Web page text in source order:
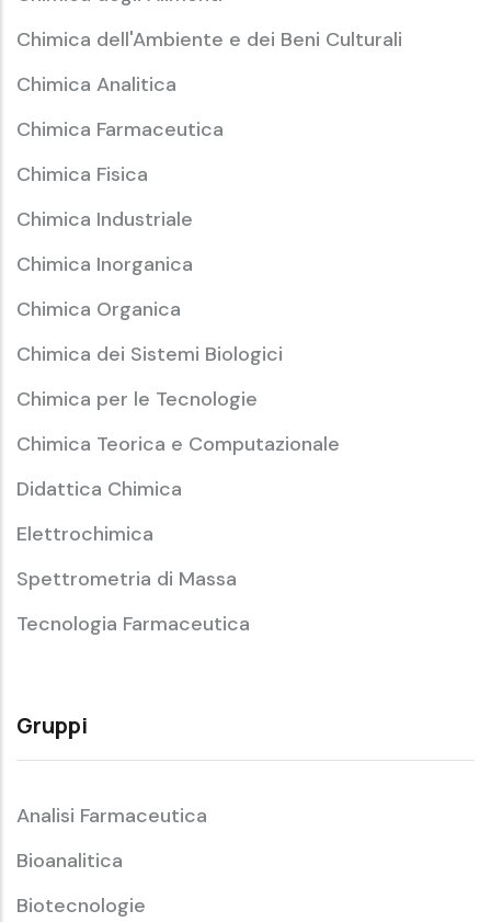
Chimica dell'Ambiente e dei Beni Culturali
Chimica Analitica
Chimica Farmaceutica
Chimica Fisica
Chimica Industriale
Chimica Inorganica
Chimica Organica
Chimica dei Sistemi Biologici
Chimica per le Tecnologie
Chimica Teorica e Computazionale
Didattica Chimica
Elettrochimica
Spettrometria di Massa
Tecnologia Farmaceutica
Gruppi
Analisi Farmaceutica
Bioanalitica
Biotecnologie